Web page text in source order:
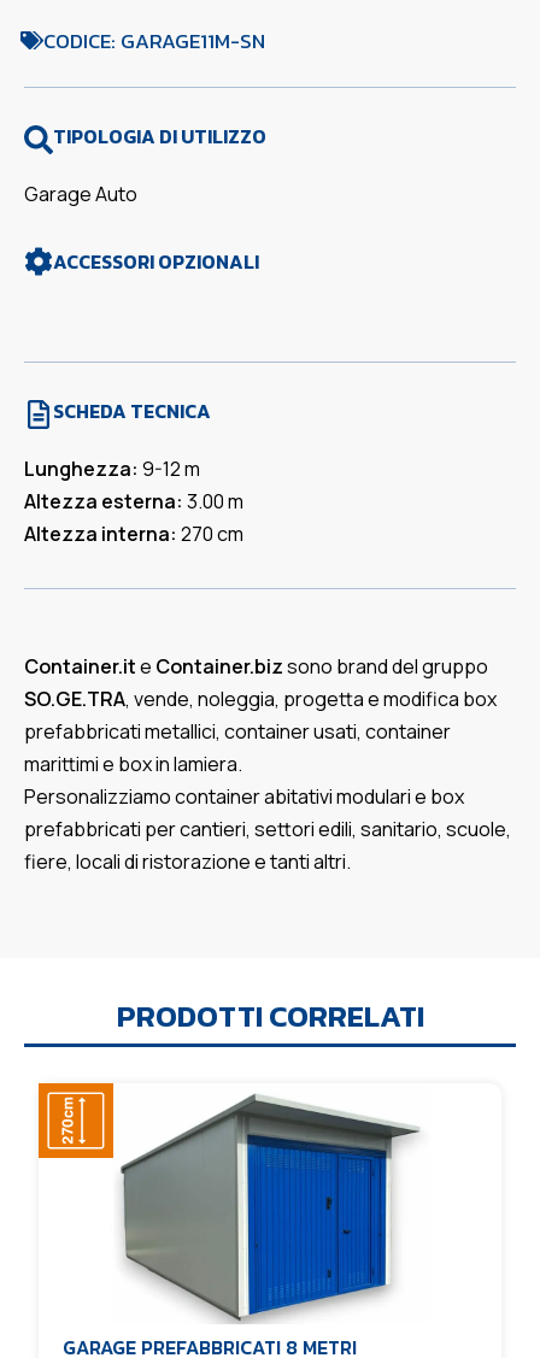
CODICE: GARAGE11M-SN
TIPOLOGIA DI UTILIZZO
Garage Auto
ACCESSORI OPZIONALI
SCHEDA TECNICA
Lunghezza: 9-12 m
Altezza esterna: 3.00 m
Altezza interna: 270 cm
Container.ite Container.bizsono brand del gruppo
SO.GE.TRA, vende, noleggia, progetta e modifica box
prefabbricati metallici, container usati, container
marittimi e box in lamiera.
Personalizziamo container abitativi modulari e box
prefabbricati per cantieri, settori edili, sanitario, scuole,
fiere, locali di ristorazione e tanti altri.
PRODOTTI CORRELATI
GARAGE PREFABBRICATI 8 METRI